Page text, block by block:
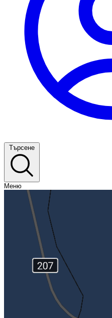
Търсене
Меню